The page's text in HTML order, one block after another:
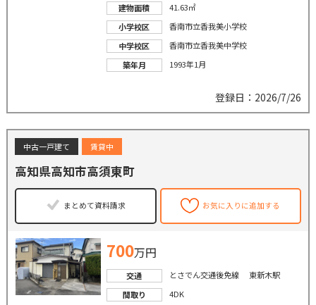
建物面積
41.63㎡
小学校区
香南市立香我美小学校
中学校区
香南市立香我美中学校
築年月
1993年1月
登録日：2026/7/26
中古一戸建て 賃貸中
高知県高知市高須東町
まとめて資料請求 お気に入りに追加する
700万円
交通
とさでん交通後免線 東新木駅
間取り
4DK